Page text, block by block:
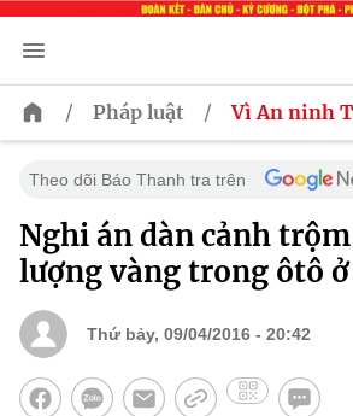
/ Pháp luật / Vì An ninh
Theo dõi Báo Thanh tra trên
Nghi án dàn cảnh
lượng vàng trong ôtô ở
Thứ bảy, 09/04/2016 - 20:42